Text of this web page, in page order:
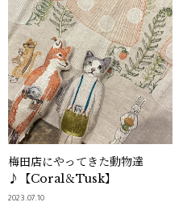
梅田店にやってきた動物達
♪【Coral＆Tusk】
2023.07.10